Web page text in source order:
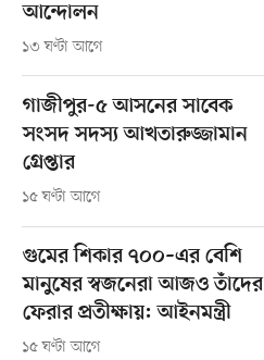
আন্দোলন
১৩ ঘণ্টা আগে
গাজীপুর-৫ আসনের সাবেক
সংসদ সদস্য আখতারুজ্জামান
গ্রেপ্তার
১৫ ঘণ্টা আগে
গুমের শিকার ৭০০–এর বেশি
মানুষের স্বজনেরা আজও তাঁদের
ফেরার প্রতীক্ষায়: আইনমন্ত্রী
১৫ ঘণ্টা আগে